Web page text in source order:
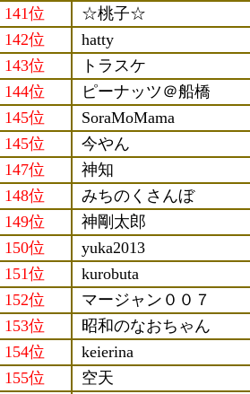
141位
☆桃子☆
142位
hatty
143位
トラスケ
144位
ピーナッツ＠船橋
145位
SoraMoMama
145位
今やん
147位
神知
148位
みちのくさんぼ
149位
神剛太郎
150位
yuka2013
151位
kurobuta
152位
マージャン００７
153位
昭和のなおちゃん
154位
keierina
155位
空天